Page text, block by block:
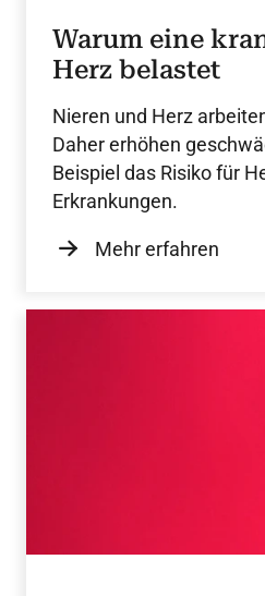
Warum eine
Herz belastet
Nieren und Herz
Daher erhöhen
Beispiel das Risiko für
Erkrankungen.
Mehr erfahren